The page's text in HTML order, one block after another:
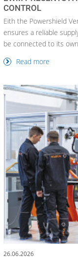
CONTROL
Eith the Powershield
ensures a reliable
be connected to its own
Read more
26.06.2026